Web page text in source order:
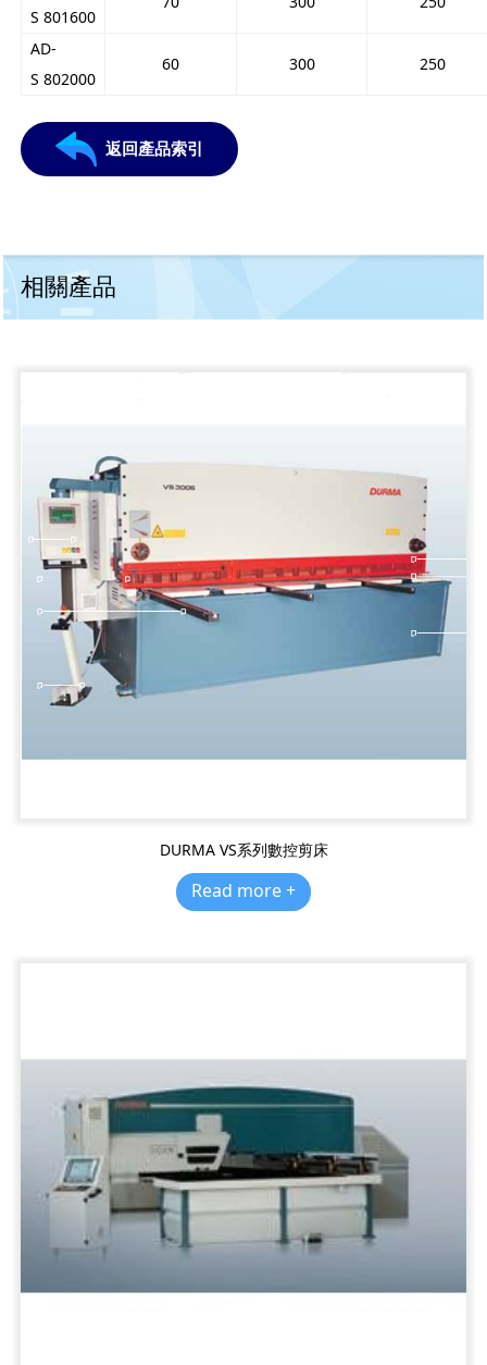
S 801600
AD-
S 802000
60 300 250
返回產品索引
相關產品
DURMA VS系列數控剪床
Read more +